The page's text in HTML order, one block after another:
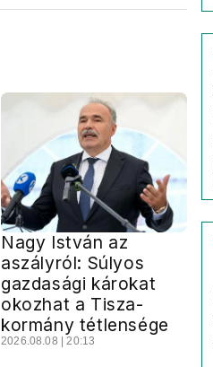
Nagy István az
aszályról: Súlyos
gazdasági károkat
okozhat a Tisza-
kormány tétlensége
2026.08.08 | 20:13